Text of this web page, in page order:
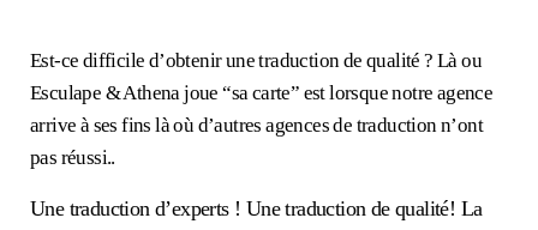
Est-ce difficile d’obtenir une traduction de qualité ? Là ou
Esculape & Athena joue “sa carte” est lorsque notre agence
arrive à ses fins là où d’autres agences de traduction n’ont
pas réussi..
Une traduction d’experts ! Une traduction de qualité! La